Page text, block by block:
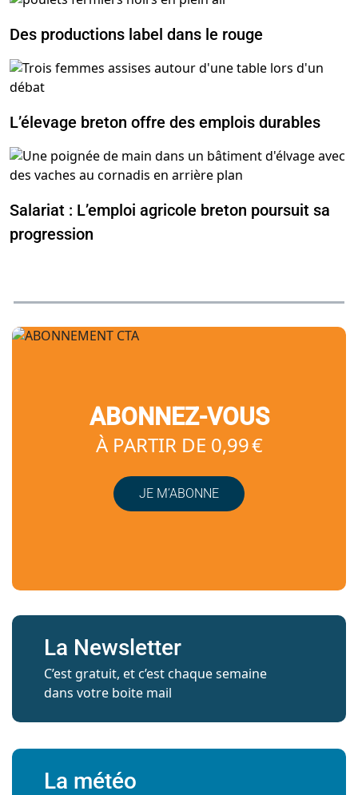
Des productions label dans le rouge
L’élevage breton offre des emplois durables
Salariat : L’emploi agricole breton poursuit sa
progression
ABONNEZ-VOUS
À PARTIR DE 0,99 €
JE M’ABONNE
La Newsletter
C’est gratuit, et c’est chaque semaine
dans votre boite mail
La météo